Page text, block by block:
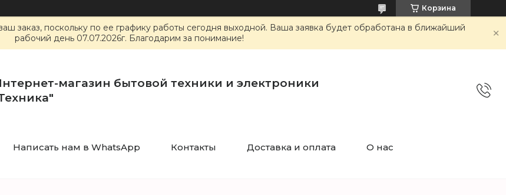
Корзина
заказ, поскольку по ее графику работы сегодня выходной. Ваша заявка будет обработана в ближайший
рабочий день 07.07.2026г. Благодарим за понимание!
магазин бытовой техники и электроники
Написать нам в WhatsApp Контакты Доставка и оплата О нас